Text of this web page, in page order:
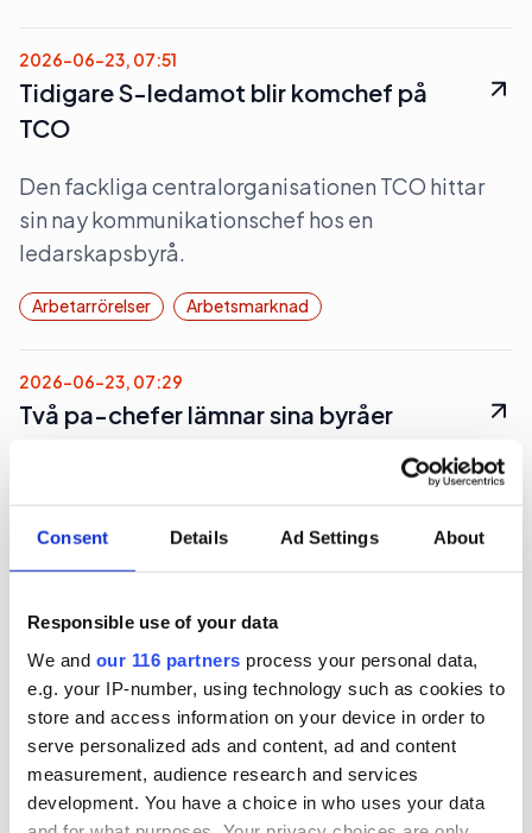
Consent Details Ad Settings About
Responsible use of your data
We and our 116 partners process your personal data,
e.g. your IP-number, using technology such as cookies to
store and access information on your device in order to
serve personalized ads and content, ad and content
measurement, audience research and services
development. You have a choice in who uses your data
2026-06-23, 07:51
Tidigare S-ledamot blir komchef på
TCO
Den fackliga centralorganisationen TCO hittar
sin nay kommunikationschef hos en
ledarskapsbyrå.
Arbetarrörelser Arbetsmarknad
2026-06-23, 07:29
Två pa-chefer lämnar sina byråer
Mitt under brinnande Almedalsveckan avgår pa-
chefer för två av landets ledande byråer.
2026-06-22, 07:51
LO värvar mediechef på SVT
Den fackliga centralorganisationen LO hittar en
ny chef till sitt mediehus på public service-
kanalen SVT.